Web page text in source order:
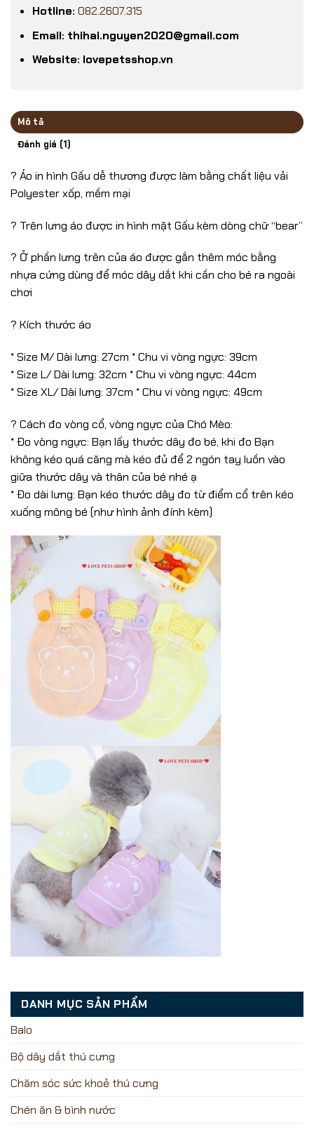
Hotline: 082.2607.315
Email: thihai.nguyen2020@gmail.com
Website: lovepetsshop.vn
Mô tả
Đánh giá (1)
? Áo in hình Gấu dễ thương được làm bằng chất liệu vải
Polyester xốp, mềm mại
? Trên lưng áo được in hình mặt Gấu kèm dòng chữ “bear”
? Ở phần lưng trên của áo được gắn thêm móc bằng
nhựa cứng dùng để móc dây dắt khi cần cho bé ra ngoài
chơi
? Kích thước áo
* Size M/ Dài lưng: 27cm * Chu vi vòng ngực: 39cm
* Size L/ Dài lưng: 32cm * Chu vi vòng ngực: 44cm
* Size XL/ Dài lưng: 37cm * Chu vi vòng ngực: 49cm
? Cách đo vòng cổ, vòng ngực của Chó Mèo:
* Đo vòng ngực: Bạn lấy thước dây đo bé, khi đo Bạn
không kéo quá căng mà kéo đủ để 2 ngón tay luồn vào
giữa thước dây và thân của bé nhé ạ
* Đo dài lưng: Bạn kéo thước dây đo từ điểm cổ trên kéo
xuống mông bé (như hình ảnh đính kèm)
DANH MỤC SẢN PHẨM
Balo
Bộ dây dắt thú cưng
Chăm sóc sức khoẻ thú cưng
Chén ăn & bình nước